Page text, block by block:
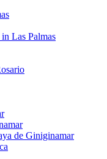
Las Palmas
de Giniginamar